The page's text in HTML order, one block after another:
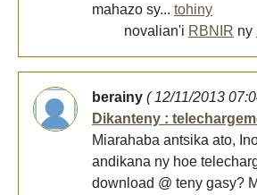
mahazo sy... tohiny
novalian'i RBNIR ny
berainy ( 12/11/2013
Dikanteny :
Miarahaba antsika ato,
andikana ny hoe
download @ teny gasy?